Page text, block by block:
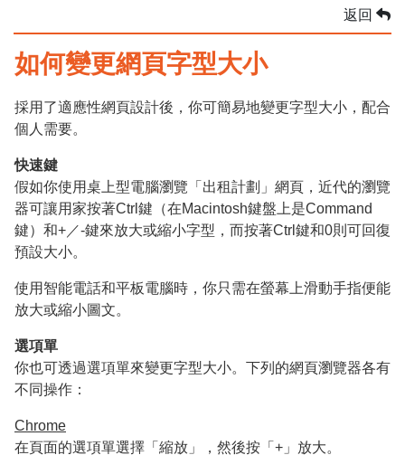
返回
如何變更網頁字型大小
採用了適應性網頁設計後，你可簡易地變更字型大小，配合
個人需要。
快速鍵
假如你使用桌上型電腦瀏覽「出租計劃」網頁，近代的瀏覽
器可讓用家按著Ctrl鍵（在Macintosh鍵盤上是Command
鍵）和+／-鍵來放大或縮小字型，而按著Ctrl鍵和0則可回復
預設大小。
使用智能電話和平板電腦時，你只需在螢幕上滑動手指便能
放大或縮小圖文。
選項單
你也可透過選項單來變更字型大小。下列的網頁瀏覽器各有
不同操作：
Chrome
在頁面的選項單選擇「縮放」，然後按「+」放大。